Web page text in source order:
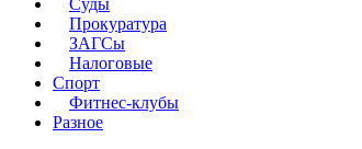
Суды
Прокуратура
ЗАГСы
Налоговые
Спорт
Фитнес-клубы
Разное